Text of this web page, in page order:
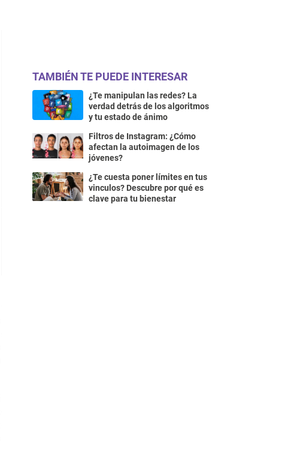
TAMBIÉN TE PUEDE INTERESAR
¿Te manipulan las redes? La
verdad detrás de los algoritmos
y tu estado de ánimo
Filtros de Instagram: ¿Cómo
afectan la autoimagen de los
jóvenes?
¿Te cuesta poner límites en tus
vinculos? Descubre por qué es
clave para tu bienestar